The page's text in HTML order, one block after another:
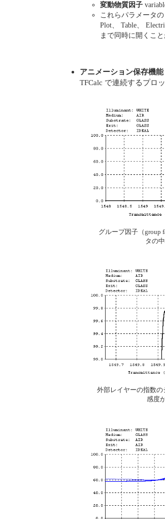
変動物質因子
これらパラメータ
Plot、 Table、
まで同時に開くこと
アニメーション保存機能
TFCalc で連続するプロ
グループ因子（group
タの
外部レイヤーの指数
感度